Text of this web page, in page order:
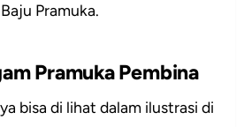
Pramuka.
Pramuka Pembina
bisa di lihat dalam ilustrasi di